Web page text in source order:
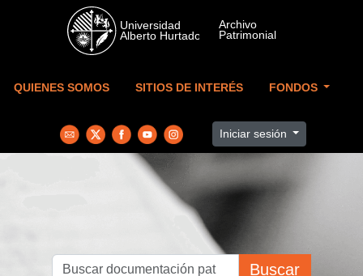
Skip to main content
QUIENES SOMOS SITIOS DE INTERÉS FONDOS
Iniciar sesión
Buscar